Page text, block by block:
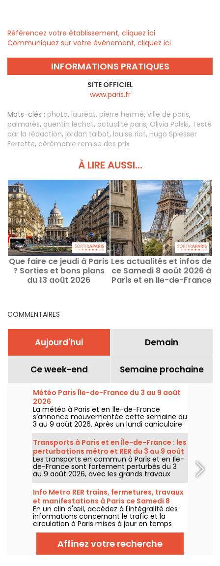
Référencez votre établissement, cliquez ici
Communiquez sur votre évènement, cliquez ici
INFORMATIONS PRATIQUES
SITE OFFICIEL
www.paris.fr
Mots-clés : photo, lauréat, pierre hermé, ville de paris,
palmarès, quentin lechat, actualité paris, Olivia Polski, Testé
par la rédaction, jordan talbot, louise riot, Hugo Spiesser
Ferrette, cérémonie remise des prix
À LIRE AUSSI...
Que faire ce jeudi à Paris
? Sorties et bons plans
du 13 août 2026
Les actualités et infos de
ce Samedi 8 août 2026 à
Paris et en Ile-de-France
COMMENTAIRES
Aujourd'hui Demain
Ce week-end Semaine prochaine
Météo Paris Île-de-France du 3 au 9 août
2026
La météo à Paris et en Île-de-France
s’annonce mouvementée cette semaine du
3 au 9 août 2026. Après un lundi caniculaire
marqué par un risque d’orages, les
températures vont progressivement baisser
avant le retour d’un temps plus chaud et
ensoleillé pour le week-end.
Transports à Paris et en Île-de-France : les
perturbations métro et RER du 3 au 9 août
2026
Les transports en commun à Paris et en Île-
de-France sont fortement perturbés du 3
au 9 août 2026, avec les grands travaux
d'été qui impactent très durement
certaines lignes, selon la RATP et SNCF.
Info Metro RER trains, fermetures, travaux
et manifestations à Paris ce Samedi 8
août 2026
En un clin d'œil, accédez à l'intégralité des
informations concernant le trafic et la
circulation à Paris mises à jour en temps
réel. Metro RER et Transilien de la RATP,
travaux, circulation, grands évènements et
manifestations, on vous donne toutes les
informations pratiques à connaître avant de
Affinez votre recherche